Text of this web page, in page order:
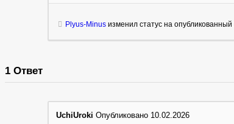
Plyus-Minus изменил статус на опубликованный
1 Ответ
UchiUroki Опубликовано 10.02.2026